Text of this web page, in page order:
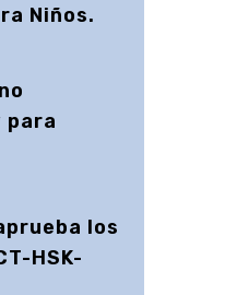
Niños.
para
los
HSK-